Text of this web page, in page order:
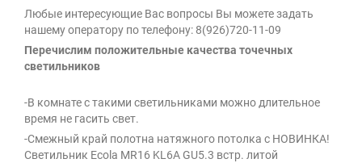
Любые интересующие Вас вопросы Вы можете задать
нашему оператору по телефону: 8(926)720-11-09
Перечислим положительные качества точечных
светильников
-В комнате с такими светильниками можно длительное
время не гасить свет.
-Смежный край полотна натяжного потолка с НОВИНКА!
Светильник Ecola MR16 KL6A GU5.3 встр. литой